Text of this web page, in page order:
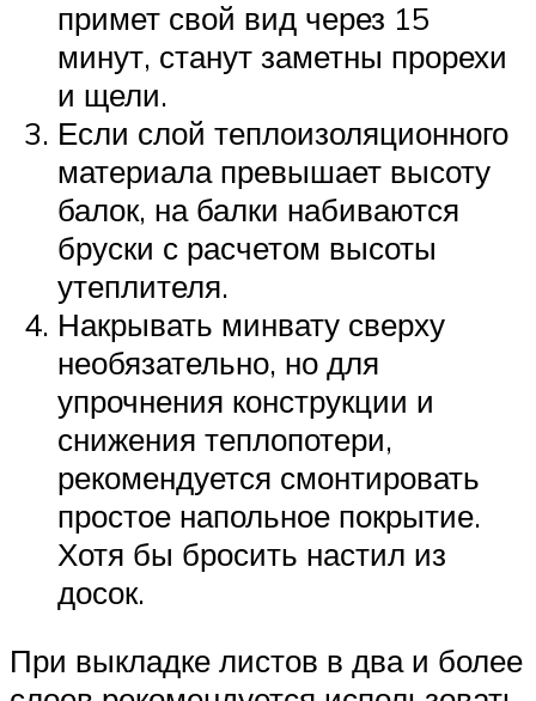
примет свой вид через 15
минут, станут заметны прорехи
и щели.
Если слой теплоизоляционного
материала превышает высоту
балок, на балки набиваются
бруски с расчетом высоты
утеплителя.
Накрывать минвату сверху
необязательно, но для
упрочнения конструкции и
снижения теплопотери,
рекомендуется смонтировать
простое напольное покрытие.
Хотя бы бросить настил из
досок.
При выкладке листов в два и более